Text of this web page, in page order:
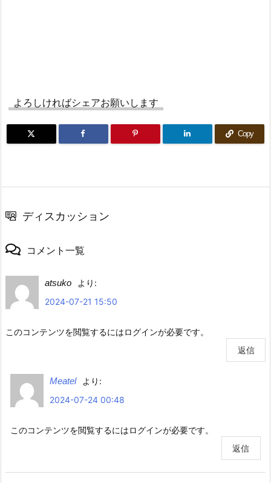
よろしければシェアお願いします
Copy
ディスカッション
コメント一覧
atsuko
より:
2024-07-21 15:50
このコンテンツを閲覧するにはログインが必要です。
返信
Meatel
より:
2024-07-24 00:48
このコンテンツを閲覧するにはログインが必要です。
返信